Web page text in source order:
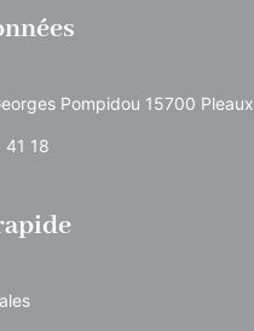
Pompidou 15700 Pleaux
41 18